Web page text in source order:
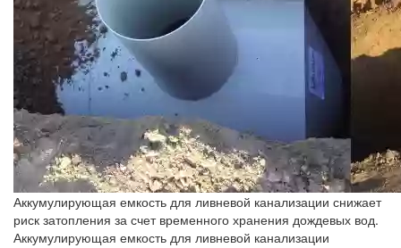
Аккумулирующая емкость для ливневой канализации снижает
риск затопления за счет временного хранения дождевых вод.
Аккумулирующая емкость для ливневой канализации